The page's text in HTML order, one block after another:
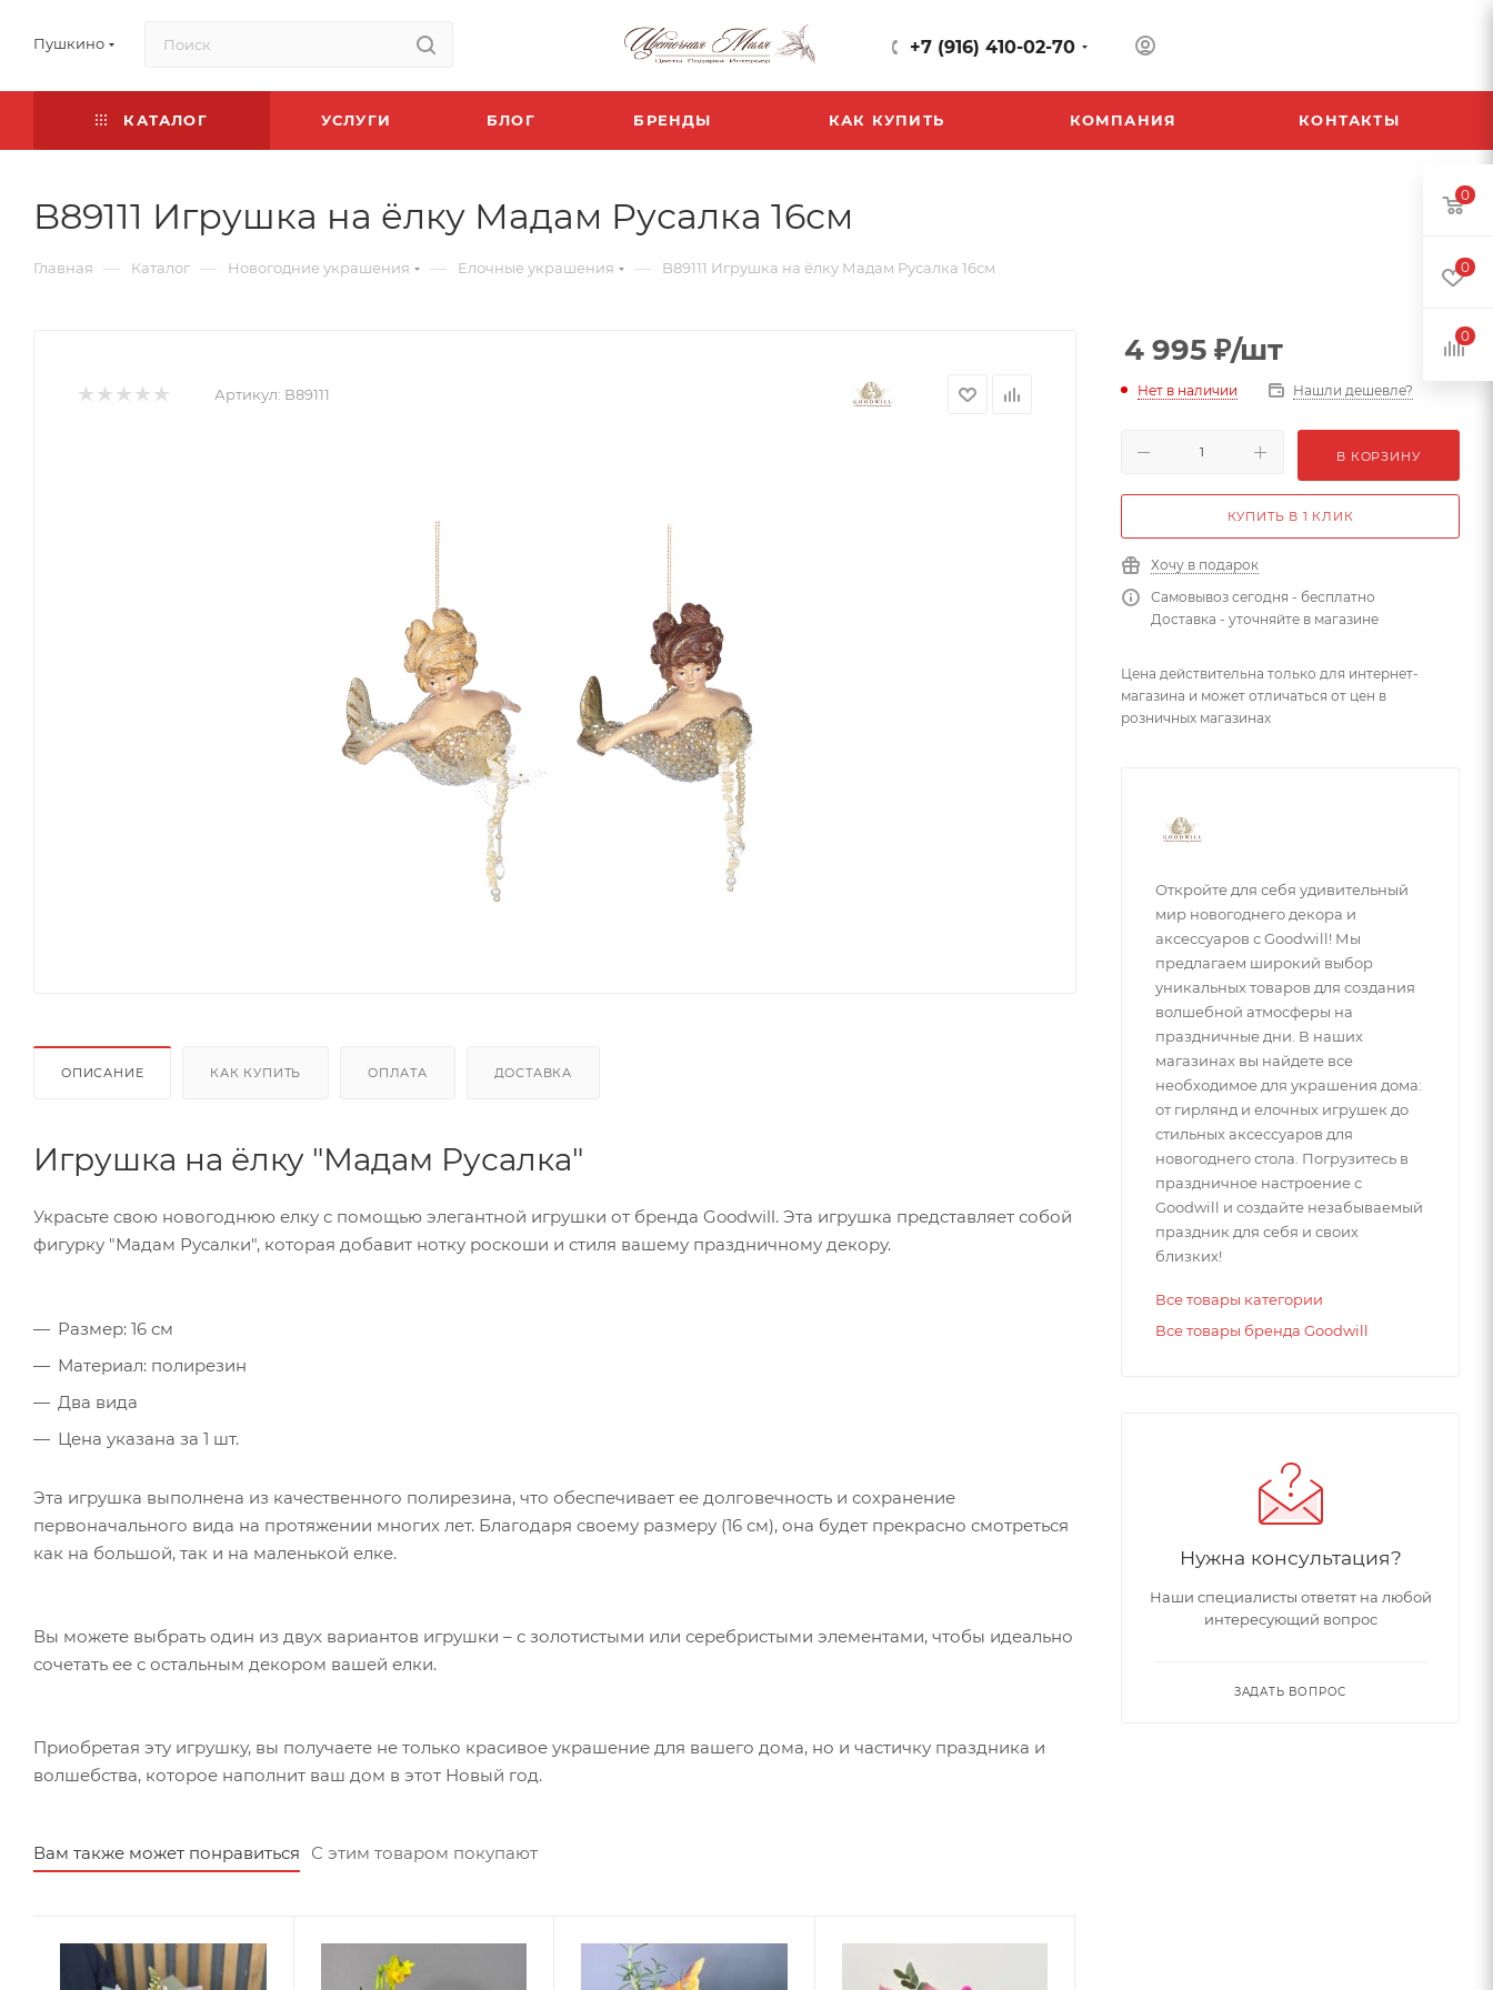
Пушкино +7 (916) 410-02-70
КАТАЛОГ УСЛУГИ БЛОГ БРЕНДЫ КАК КУПИТЬ КОМПАНИЯ КОНТАКТЫ
B89111 Игрушка на ёлку Мадам Русалка 16см
Главная — Каталог — Новогодние украшения — Елочные украшения — B89111 Игрушка на ёлку Мадам Русалка 16см
Артикул: B89111
ОПИСАНИЕ КАК КУПИТЬ ОПЛАТА ДОСТАВКА
Игрушка на ёлку "Мадам Русалка"
Украсьте свою новогоднюю елку с помощью элегантной игрушки от бренда Goodwill. Эта игрушка представляет собой
фигурку "Мадам Русалки", которая добавит нотку роскоши и стиля вашему праздничному декору.
Размер: 16 см
Материал: полирезин
Два вида
Цена указана за 1 шт.
Эта игрушка выполнена из качественного полирезина, что обеспечивает ее долговечность и сохранение
первоначального вида на протяжении многих лет. Благодаря своему размеру (16 см), она будет прекрасно смотреться
как на большой, так и на маленькой елке.
Вы можете выбрать один из двух вариантов игрушки – с золотистыми или серебристыми элементами, чтобы идеально
сочетать ее с остальным декором вашей елки.
Приобретая эту игрушку, вы получаете не только красивое украшение для вашего дома, но и частичку праздника и
волшебства, которое наполнит ваш дом в этот Новый год.
Вам также может понравиться С этим товаром покупают
4 995 ₽/шт
Нет в наличии Нашли дешевле?
В КОРЗИНУ
КУПИТЬ В 1 КЛИК
Хочу в подарок
Самовывоз сегодня - бесплатно
Доставка - уточняйте в магазине
Цена действительна только для интернет-
магазина и может отличаться от цен в
розничных магазинах
Откройте для себя удивительный
мир новогоднего декора и
аксессуаров с Goodwill! Мы
предлагаем широкий выбор
уникальных товаров для создания
волшебной атмосферы на
праздничные дни. В наших
магазинах вы найдете все
необходимое для украшения дома:
от гирлянд и елочных игрушек до
стильных аксессуаров для
новогоднего стола. Погрузитесь в
праздничное настроение с
Goodwill и создайте незабываемый
праздник для себя и своих
близких!
Все товары категории
Все товары бренда Goodwill
Нужна консультация?
Наши специалисты ответят на любой
интересующий вопрос
ЗАДАТЬ ВОПРОС
0
0
0